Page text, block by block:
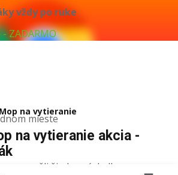
vždy po ruke
ZADARMO
mieste
na vytieranie
na vytieranie akcia -
nenašli žiadne výsledky.